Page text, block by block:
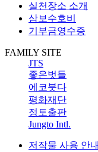
실천장소 소개
삼보수호비
기부금영수증
FAMILY SITE
JTS
좋은벗들
에코붓다
평화재단
정토출판
Jungto Intl.
저작물 사용 안내